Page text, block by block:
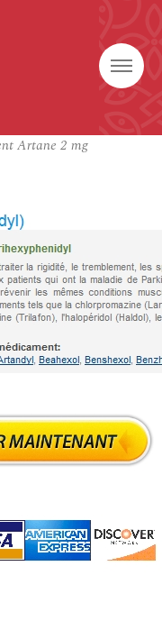
Artane 2 mg